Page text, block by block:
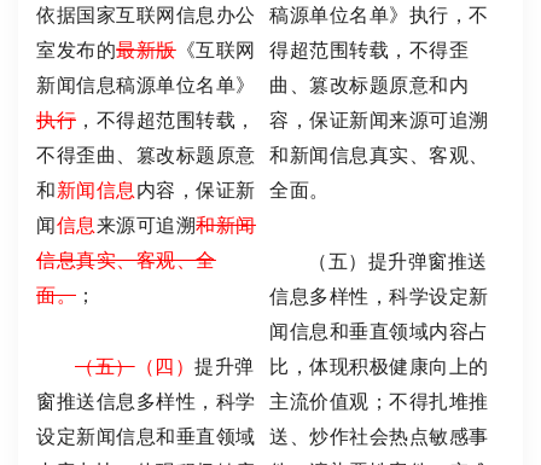
依据国家互联网信息办公
室发布的最新版《互联网
新闻信息稿源单位名单》
执行 ，不得超范围转载，
不得歪曲、篡改标题原意
和新闻信息内容，保证新
闻信息来源可追溯和新闻
信息真实、客观、全
面。 ；
（五）（四）提升弹
窗推送信息多样性，科学
设定新闻信息和垂直领域
稿源单位名单》执行，不
得超范围转载，不得歪
曲、篡改标题原意和内
容，保证新闻来源可追溯
和新闻信息真实、客观、
全面。
（五）提升弹窗推送
信息多样性，科学设定新
闻信息和垂直领域内容占
比，体现积极健康向上的
主流价值观；不得扎堆推
送、炒作社会热点敏感事